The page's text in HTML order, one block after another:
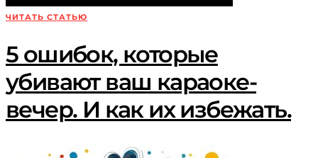
ЧИТАТЬ СТАТЬЮ
5 ошибок, которые
убивают ваш караоке-
вечер. И как их избежать.